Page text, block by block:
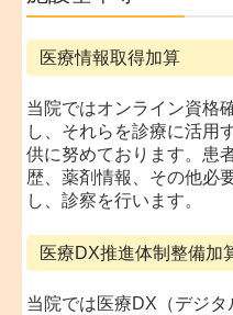
医療情報取得加算
当院ではオンライン資格
し、それらを診療に活用
供に努めております。患
歴、薬剤情報、その他必
し、診察を行います。
医療DX推進体制整備加
当院では医療DX（デジ